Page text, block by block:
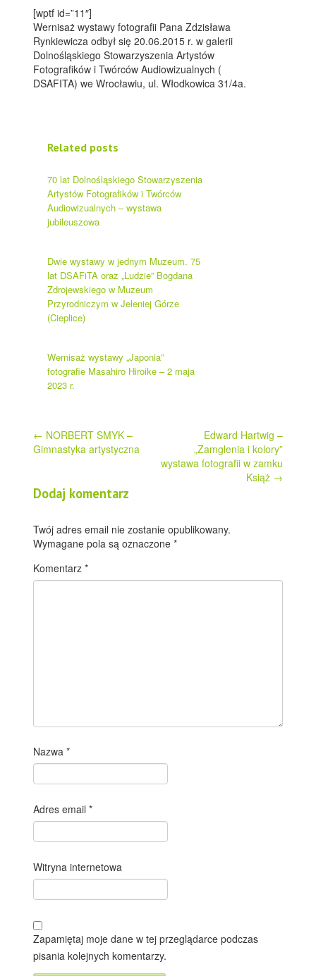
[wptf id=”11″]
Wernisaż wystawy fotografii Pana Zdzisława
Rynkiewicza odbył się 20.06.2015 r. w galerii
Dolnośląskiego Stowarzyszenia Artystów
Fotografików i Twórców Audiowizualnych (
DSAFITA) we Wrocławiu, ul. Włodkowica 31/4a.
Related posts
70 lat Dolnośląskiego Stowarzyszenia
Artystów Fotografików i Twórców
Audiowizualnych – wystawa
jubileuszowa
Dwie wystawy w jednym Muzeum. 75
lat DSAFiTA oraz „Ludzie” Bogdana
Zdrojewskiego w Muzeum
Przyrodniczym w Jeleniej Górze
(Cieplice)
Wernisaż wystawy „Japonia”
fotografie Masahiro Hiroike – 2 maja
2023 r.
Post
← NORBERT SMYK –
Gimnastyka artystyczna
Edward Hartwig –
„Zamglenia i kolory”
wystawa fotografii w zamku
Książ →
Dodaj komentarz
Twój adres email nie zostanie opublikowany.
Wymagane pola są oznaczone*
Komentarz*
Nazwa*
Adres email*
Witryna internetowa
Zapamiętaj moje dane w tej przeglądarce podczas
pisania kolejnych komentarzy.